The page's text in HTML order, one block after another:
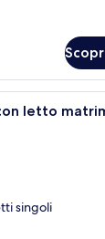
letto
singoli